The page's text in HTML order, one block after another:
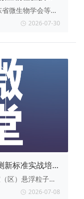
第一期）即将
微生物学会等单
实验室质量控制
测实操痛点及实验
鉴别、水质检验等
书。报名截止8
询。
2026-07-30
新标准实战培
技巧
区）悬浮粒子、
T
2026-07-08